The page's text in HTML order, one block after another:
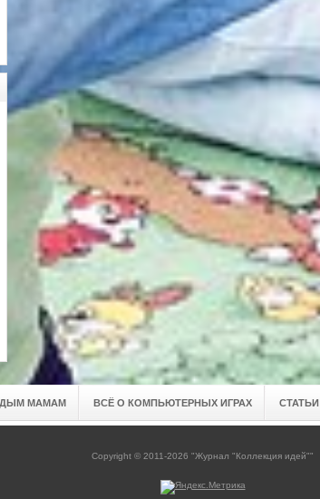
МАМАМ ВСЁ О КОМПЬЮТЕРНЫХ ИГРАХ СТАТЬИ
Copyright © 2011-2026 "Журнал "Коллекция идей""